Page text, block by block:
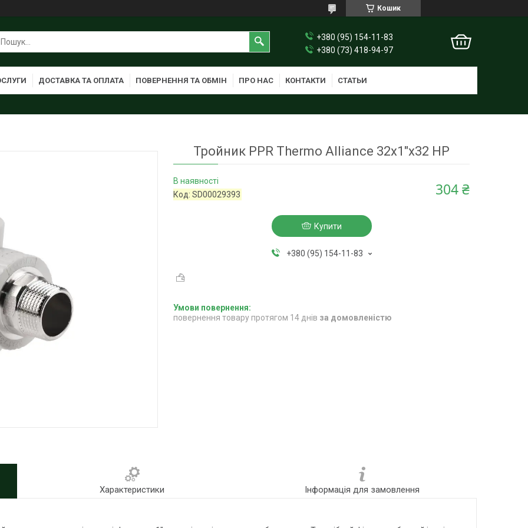
Кошик
+380 (95) 154-11-83
+380 (73) 418-94-97
ДОСТАВКА ТА ОПЛАТА ПОВЕРНЕННЯ ТА ОБМІН ПРО НАС КОНТАКТИ СТАТЬИ
Тройник PPR Thermo Alliance 32х1"х32 НР
В наявності
Код:SD00029393 304 ₴
Купити
+380 (95) 154-11-83
повернення товару протягом 14 днів за домовленістю
Характеристики Інформація для замовлення